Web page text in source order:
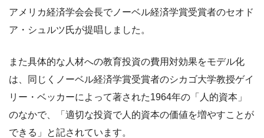
アメリカ経済学会会長でノーベル経済学賞受賞者のセオド
ア・シュルツ氏が提唱しました。
また具体的な人材への教育投資の費用対効果をモデル化
は、同じくノーベル経済学賞受賞者のシカゴ大学教授ゲイ
リー・ベッカーによって著された1964年の「人的資本」
のなかで、「適切な投資で人的資本の価値を増やすことが
できる」と記されています。